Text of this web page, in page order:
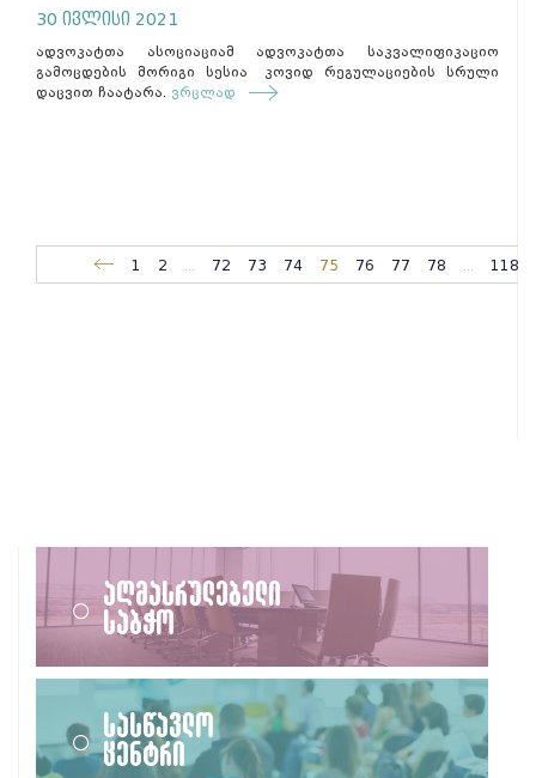
30 ივლისი 2021
ადვოკატთა ასოციაციამ ადვოკატთა საკვალიფიკაციო
გამოცდების მორიგი სესია კოვიდ რეგულაციების სრული
დაცვით ჩაატარა. ვრცლად
1 2 72 73 74 75 76 77 78 118
აღმასრულებელი
საბჭო
სასწავლო
ცენტრი